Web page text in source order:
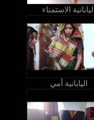
اليابانية الاستمناء
اليابانية أمي